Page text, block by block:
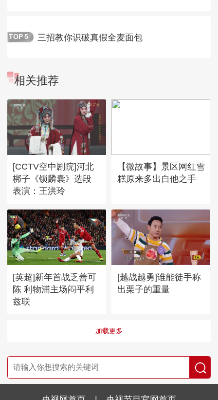
TOP 5 三招教你识破真假全麦面包
相关推荐
[CCTV空中剧院]河北
梆子《锁麟囊》选段
表演：王洪玲
【微故事】景区网红雪
糕原来多出自他之手
[英超]新年首战乏善可
陈 利物浦主场闷平利
兹联
[越战越勇]谁能徒手称
出栗子的重量
加载更多